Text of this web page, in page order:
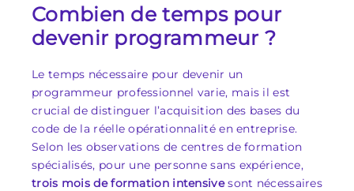
Combien de temps pour
devenir programmeur ?
Le temps nécessaire pour devenir un
programmeur professionnel varie, mais il est
crucial de distinguer l’acquisition des bases du
code de la réelle opérationnalité en entreprise.
Selon les observations de centres de formation
spécialisés, pour une personne sans expérience,
trois mois de formation intensivesont nécessaires